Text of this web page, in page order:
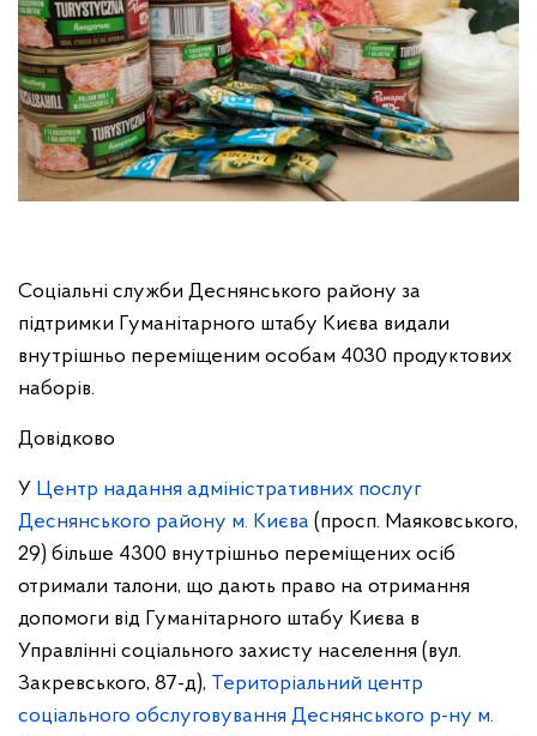
Соціальні служби Деснянського району за
підтримки Гуманітарного штабу Києва видали
внутрішньо переміщеним особам 4030 продуктових
наборів.
Довідково
У Центр надання адміністративних послуг
Деснянського району м. Києва (просп. Маяковського,
29) більше 4300 внутрішньо переміщених осіб
отримали талони, що дають право на отримання
допомоги від Гуманітарного штабу Києва в
Управлінні соціального захисту населення (вул.
Закревського, 87-д), Територіальний центр
соціального обслуговування Деснянського р-ну м.